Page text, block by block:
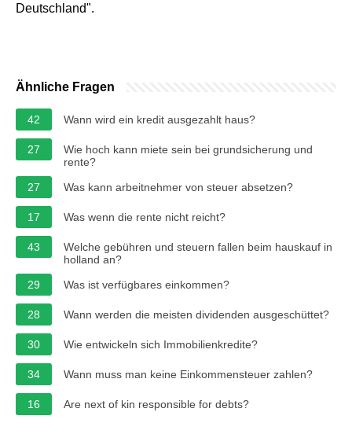
Deutschland".
Ähnliche Fragen
42 Wann wird ein kredit ausgezahlt haus?
27
Wie hoch kann miete sein bei grundsicherung und
rente?
27
Was kann arbeitnehmer von steuer absetzen?
17 Was wenn die rente nicht reicht?
43
Welche gebühren und steuern fallen beim hauskauf in
holland an?
29
Was ist verfügbares einkommen?
28 Wann werden die meisten dividenden ausgeschüttet?
30 Wie entwickeln sich Immobilienkredite?
34 Wann muss man keine Einkommensteuer zahlen?
16 Are next of kin responsible for debts?